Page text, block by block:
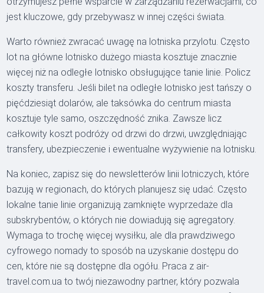
jest kluczowe, gdy przebywasz w innej części świata.
Warto również zwracać uwagę na lotniska przylotu. Często
lot na główne lotnisko dużego miasta kosztuje znacznie
więcej niż na odległe lotnisko obsługujące tanie linie. Policz
koszty transferu. Jeśli bilet na odległe lotnisko jest tańszy o
pięćdziesiąt dolarów, ale taksówka do centrum miasta
kosztuje tyle samo, oszczędność znika. Zawsze licz
całkowity koszt podróży od drzwi do drzwi, uwzględniając
transfery, ubezpieczenie i ewentualne wyżywienie na lotnisku.
Na koniec, zapisz się do newsletterów linii lotniczych, które
bazują w regionach, do których planujesz się udać. Często
lokalne tanie linie organizują zamknięte wyprzedaże dla
subskrybentów, o których nie dowiadują się agregatory.
Wymaga to trochę więcej wysiłku, ale dla prawdziwego
cyfrowego nomady to sposób na uzyskanie dostępu do
cen, które nie są dostępne dla ogółu. Praca z air-
travel.com.ua to twój niezawodny partner, który pozwala